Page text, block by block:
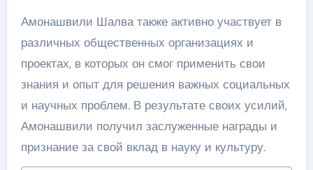
Амонашвили Шалва также активно участвует в
различных общественных организациях и
проектах, в которых он смог применить свои
знания и опыт для решения важных социальных
и научных проблем. В результате своих усилий,
Амонашвили получил заслуженные награды и
признание за свой вклад в науку и культуру.